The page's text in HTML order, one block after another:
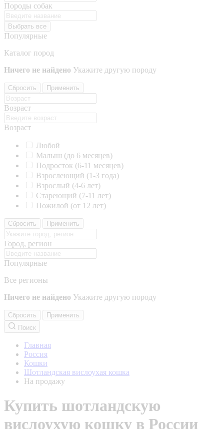
Породы собак
Выбрать все
Популярные
Каталог пород
Ничего не найдено Укажите другую породу
Сбросить Применить
Возраст
Возраст
Любой
Малыш (до 6 месяцев)
Подросток (6-11 месяцев)
Взрослеющий (1-3 года)
Взрослый (4-6 лет)
Стареющий (7-11 лет)
Пожилой (от 12 лет)
Сбросить Применить
Город, регион
Популярные
Все регионы
Ничего не найдено Укажите другую породу
Сбросить
Применить
Поиск
Главная
Россия
Кошки
Шотландская вислоухая кошка
На продажу
Купить шотландскую
вислоухую кошку в России